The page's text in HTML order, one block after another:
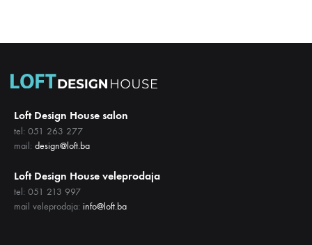
Loft Design House salon
tel: 051 263 277
mail: design@loft.ba
Loft Design House veleprodaja
tel: 051 213 997
mail veleprodaja: info@loft.ba